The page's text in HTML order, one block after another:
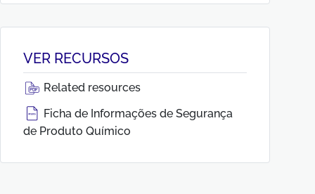
VER RECURSOS
Related resources
Ficha de Informações de Segurança
de Produto Químico